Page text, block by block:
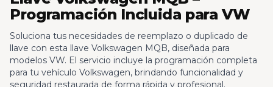
Programación Incluida para VW
Soluciona tus necesidades de reemplazo o duplicado de
llave con esta llave Volkswagen MQB, diseñada para
modelos VW. El servicio incluye la programación completa
para tu vehículo Volkswagen, brindando funcionalidad y
seguridad restaurada de forma rápida y profesional.